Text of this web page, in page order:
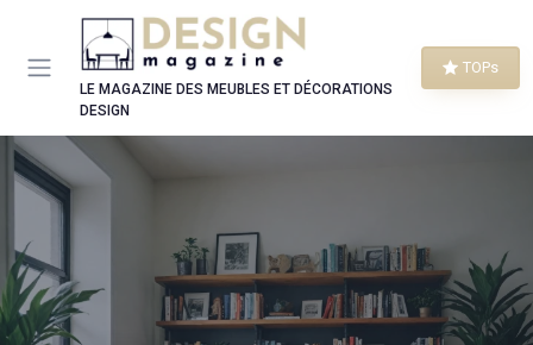
LE MAGAZINE DES MEUBLES ET DÉCORATIONS
DESIGN
TOPs
Panneau de gestion des cookies